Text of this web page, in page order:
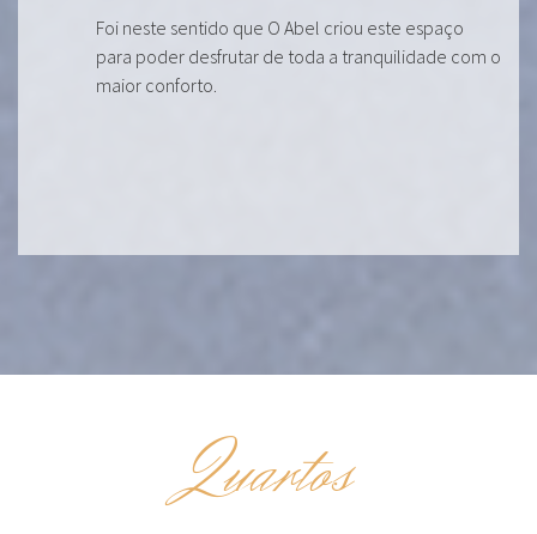
Foi neste sentido que O Abel criou este espaço
para poder desfrutar de toda a tranquilidade com o
maior conforto.
Quartos